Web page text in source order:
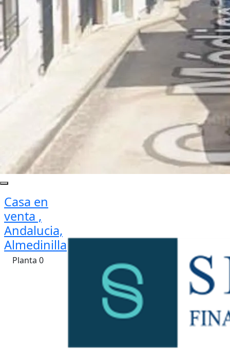
Casa en
venta ,
Andalucia,
Almedinilla
Planta 0